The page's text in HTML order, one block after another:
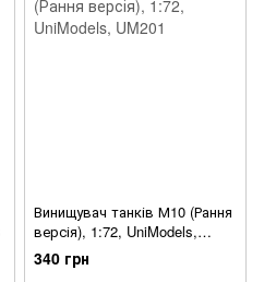
Винищувач танків М10 (Рання
версія), 1:72, UniModels,
UM201
340 грн